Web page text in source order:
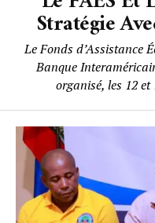
Stratégie
Le Fonds d’Assistance
Banque
organisé, les 12